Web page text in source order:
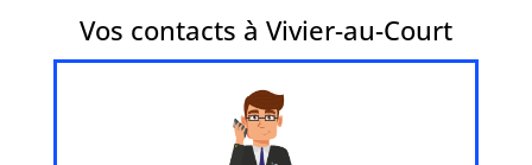
Vos contacts à Vivier-au-Court